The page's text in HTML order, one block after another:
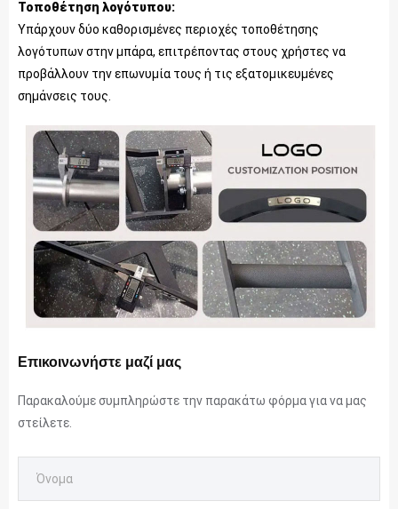
Τοποθέτηση λογότυπου:
Υπάρχουν δύο καθορισμένες περιοχές τοποθέτησης
λογότυπων στην μπάρα, επιτρέποντας στους χρήστες να
προβάλλουν την επωνυμία τους ή τις εξατομικευμένες
σημάνσεις τους.
Επικοινωνήστε μαζί μας
Παρακαλούμε συμπληρώστε την παρακάτω φόρμα για να μας
στείλετε.